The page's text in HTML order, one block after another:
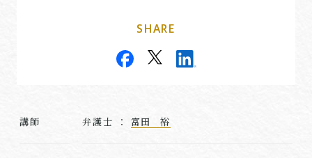
SHARE
講師 弁護士 ： 富田 裕